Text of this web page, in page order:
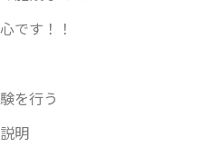
です！！
を行う
明